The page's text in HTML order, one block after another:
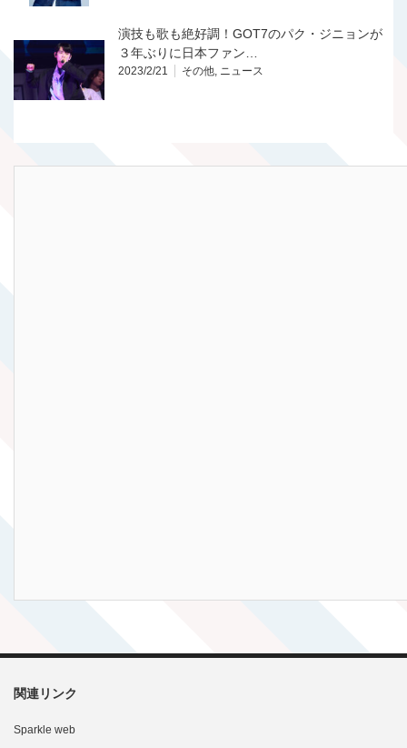
演技も歌も絶好調！GOT7のパク・ジニョンが
３年ぶりに日本ファン…
2023/2/21 その他, ニュース
関連リンク
Sparkle web